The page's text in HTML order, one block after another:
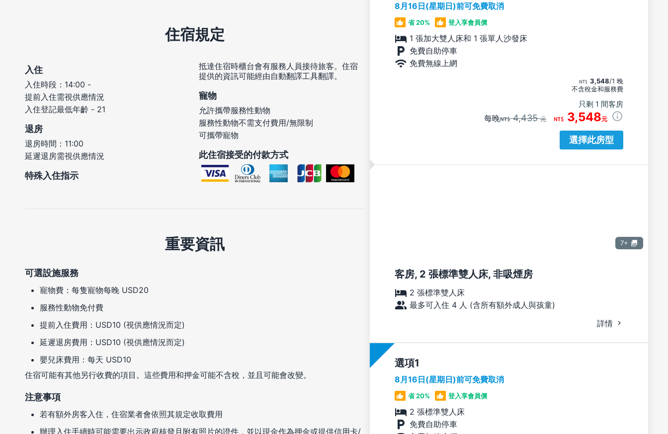
8月16日(星期日)前可免費取消
省 20% 登入享會員價
1 張加大雙人床和 1 張單人沙發床
免費自助停車
免費無線上網
3,548/1 晚
不含稅金和服務費
只剩 1 間客房
每晚 4,435元 3,548元
選擇此房型
7+
客房, 2 張標準雙人床, 非吸煙房
2 張標準雙人床
最多可入住 4 人 (含所有額外成人與孩童)
詳情
選項
8月16日(星期日)前可免費取消
省 20% 登入享會員價
2 張標準雙人床
免費自助停車
住宿規定
入住
入住時段：14:00 -
提前入住需視供應情況
入住登記最低年齡 - 21
退房
退房時間：11:00
延遲退房需視供應情況
特殊入住指示
抵達住宿時櫃台會有服務人員接待旅客。住宿
提供的資訊可能經由自動翻譯工具翻譯。
寵物
允許攜帶服務性動物
服務性動物不需支付費用/無限制
可攜帶寵物
此住宿接受的付款方式
重要資訊
可選設施服務
寵物費：每隻寵物每晚 USD20
服務性動物免付費
提前入住費用：USD10 (視供應情況而定)
延遲退房費用：USD10 (視供應情況而定)
嬰兒床費用：每天 USD10
住宿可能有其他另行收費的項目。這些費用和押金可能不含稅，並且可能會改變。
注意事項
若有額外房客入住，住宿業者會依照其規定收取費用
辦理入住手續時可能需要出示政府核發且附有照片的證件，並以現金作為押金或提供信用卡/